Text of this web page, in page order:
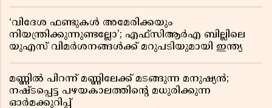
‘വിദേശ ഫണ്ടുകൾ അമേരിക്കയും
നിയന്ത്രിക്കുന്നുണ്ടല്ലോ’; എഫ്സിആർഎ ബില്ലിലെ
യുഎസ് വിമർശനങ്ങൾക്ക് മറുപടിയുമായി ഇന്ത്യ
മണ്ണിൽ പിറന്ന് മണ്ണിലേക്ക് മടങ്ങുന്ന മനുഷ്യൻ;
നഷ്ടപ്പെട്ട പഴയകാലത്തിൻ്റെ മധുരിക്കുന്ന
ഓർമക്കുറിപ്പ്